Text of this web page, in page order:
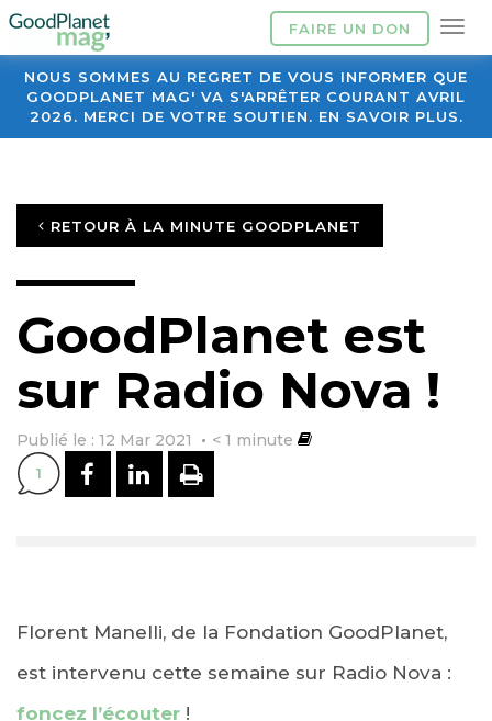
FAIRE UN DON
NOUS SOMMES AU REGRET DE VOUS INFORMER QUE
GOODPLANET MAG' VA S'ARRÊTER COURANT AVRIL
2026. MERCI DE VOTRE SOUTIEN. EN SAVOIR PLUS.
RETOUR À LA MINUTE GOODPLANET
GoodPlanet est
sur Radio Nova !
Publié le : 12 Mar 2021 < 1 minute
1 PARTAGER SUR FACEBOOK
PARTAGER SUR
IMPRIMER
Florent Manelli, de la Fondation GoodPlanet,
est intervenu cette semaine sur Radio Nova :
foncez l’écouter !